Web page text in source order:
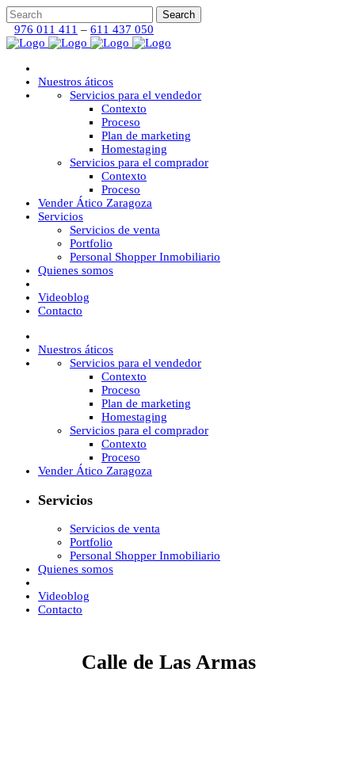
976 011 411 – 611 437 050
Nuestros áticos
Servicios para el vendedor
Contexto
Proceso
Plan de marketing
Homestaging
Servicios para el comprador
Contexto
Proceso
Vender Ático Zaragoza
Servicios
Servicios de venta
Portfolio
Personal Shopper Inmobiliario
Quienes somos
Videoblog
Contacto
Nuestros áticos
Servicios para el vendedor
Contexto
Proceso
Plan de marketing
Homestaging
Servicios para el comprador
Contexto
Proceso
Vender Ático Zaragoza
Servicios
Servicios de venta
Portfolio
Personal Shopper Inmobiliario
Quienes somos
Videoblog
Contacto
Calle de Las Armas